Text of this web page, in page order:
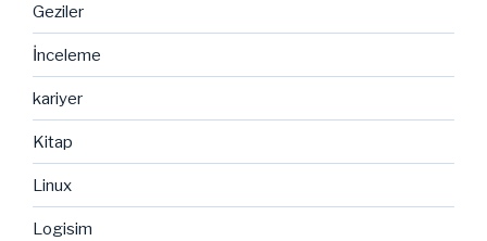
Geziler
İnceleme
kariyer
Kitap
Linux
Logisim